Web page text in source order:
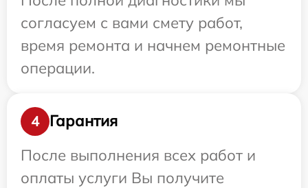
согласуем с вами смету работ,
время ремонта и начнем ремонтные
операции.
4
Гарантия
После выполнения всех работ и
оплаты услуги Вы получите